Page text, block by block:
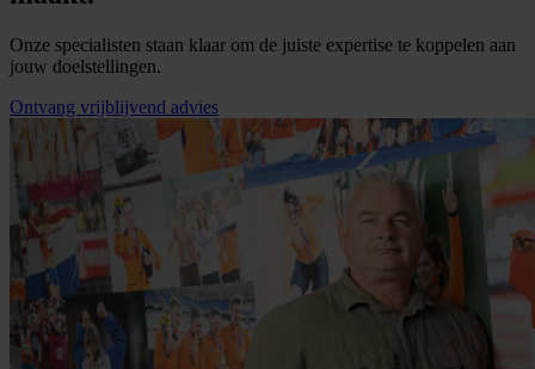
Onze specialisten staan klaar om de juiste expertise te koppelen aan
jouw doelstellingen.
Ontvang vrijblijvend advies